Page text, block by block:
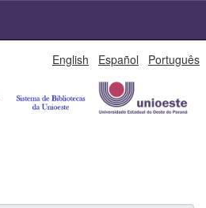
English Español Português